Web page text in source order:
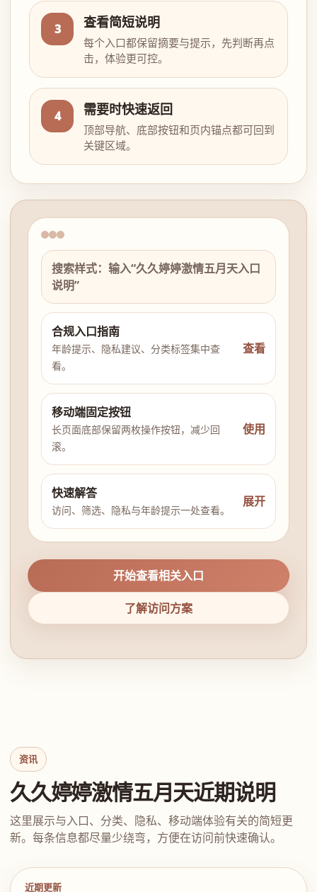
3 查看简短说明
每个入口都保留摘要与提示，先判断再点
击，体验更可控。
4 需要时快速返回
顶部导航、底部按钮和页内锚点都可回到
关键区域。
搜索样式：输入“久久婷婷激情五月天入口
说明”
合规入口指南
年龄提示、隐私建议、分类标签集中查
看。
查看
移动端固定按钮
长页面底部保留两枚操作按钮，减少回
滚。
使用
快速解答
访问、筛选、隐私与年龄提示一处查看。
展开
开始查看相关入口
了解访问方案
资讯
久久婷婷激情五月天近期说明
这里展示与入口、分类、隐私、移动端体验有关的简短更
新。每条信息都尽量少绕弯，方便在访问前快速确认。
近期更新